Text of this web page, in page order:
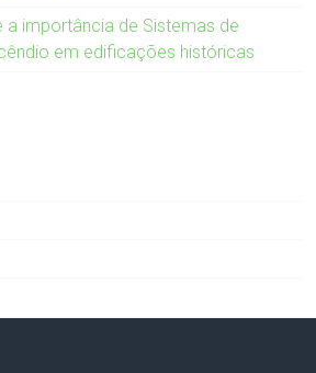
a importância de Sistemas de
em edificações históricas